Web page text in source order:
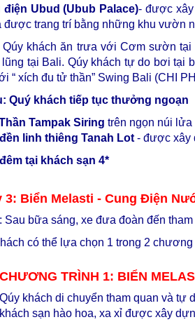
điện Ubud (Ubub Palace)- được
được trang trí bằng những khu vườn
Qúy khách ăn trưa với Cơm sườn tại
lũng tại Bali. Qúy khách tự do bơi tại
“ xích đu tử thần” Swing Bali (CHI
Quý khách tiếp tục thưởng ngoạn
Tampak Siring trên ngọn núi lửa
linh thiêng Tanah Lot - được xây
tại khách sạn 4*
3: Biển Melasti - Cung Điện
: Sau bữa sáng, xe đưa đoàn đến tham
có thể lựa chọn 1 trong 2 chương
TRÌNH 1: BIỂN
Qúy khách di chuyển tham quan và tự
khách sạn hào hoa, xa xỉ được xây